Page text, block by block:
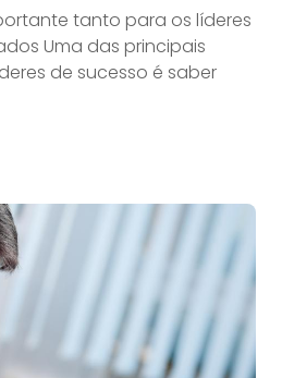
tanto para os líderes
Uma das principais
de sucesso é saber